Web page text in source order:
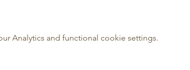
Analytics and functional cookie settings.